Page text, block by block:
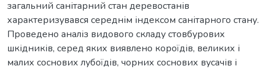
загальний санітарний стан деревостанів
характеризувався середнім індексом санітарного стану.
Проведено аналіз видового складу стовбурових
шкідників, серед яких виявлено короїдів, великих і
малих соснових лубоїдів, чорних соснових вусачів і